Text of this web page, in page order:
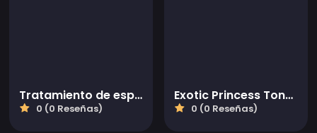
Tratamiento de espalda punteada para chicas
0 (0 Reseñas)
Exotic Princess Tongue Doctor
0 (0 Reseñas)